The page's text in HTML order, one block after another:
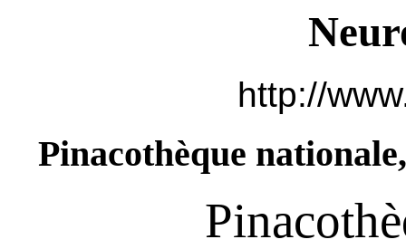
http://
Pinacothèque